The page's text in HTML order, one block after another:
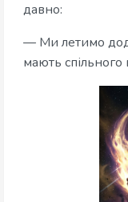
давно:
— Ми летимо
мають